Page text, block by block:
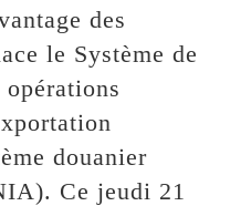
des
le Système de
douanier
Ce jeudi 21